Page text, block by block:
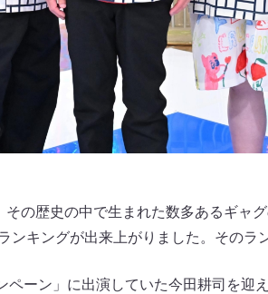
の歴史の中で生まれた数多あるギャ
ンキングが出来上がりました。そのラ
ペーン」に出演していた今田耕司を迎